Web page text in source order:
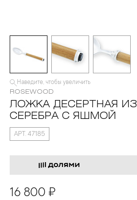
Наведите, чтобы увеличить
ROSEWOOD
ЛОЖКА ДЕСЕРТНАЯ ИЗ
СЕРЕБРА С ЯШМОЙ
АРТ. 47185
16 800 ₽